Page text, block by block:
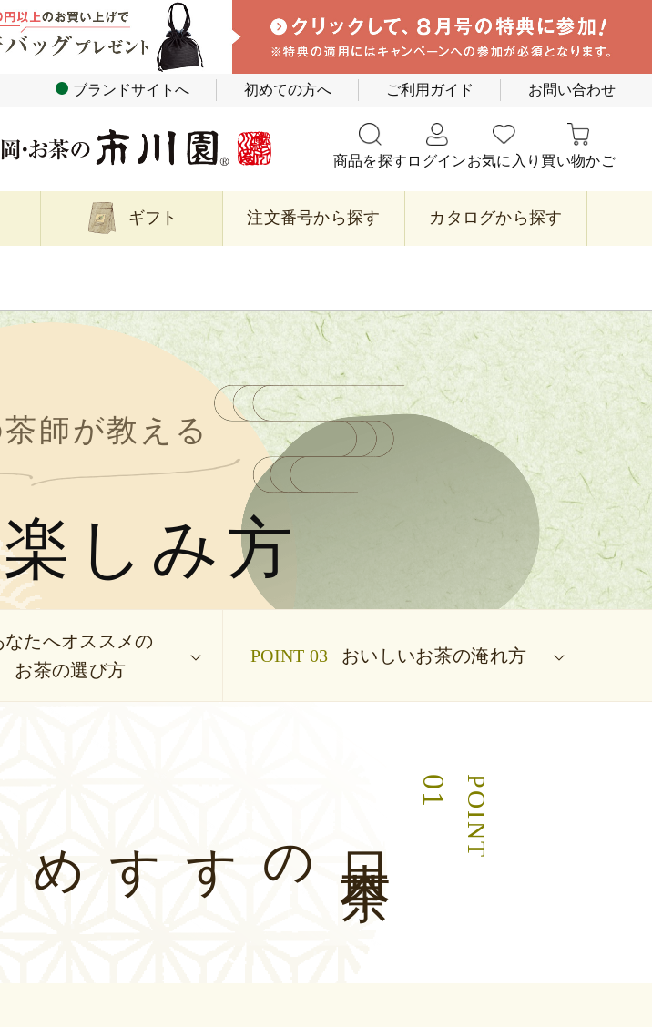
ブランドサイトへ 初めての方へ ご利用ガイド お問い合わせ
商品を探す ログインお気に入り 買い物かご
ギフト 注文番号から探す カタログから探す
師が教える
しみ方
なたへオススメの
お茶の選び方
POINT 03 おいしいお茶の淹れ方
POINT
01
のすすめ